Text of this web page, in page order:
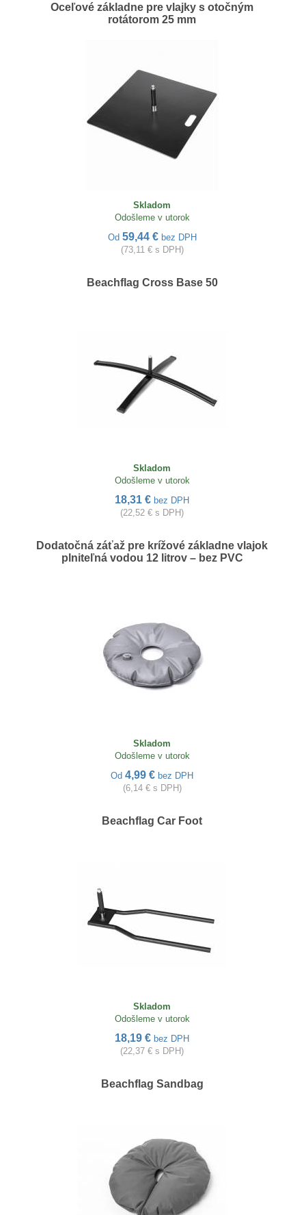
Oceľové základne pre vlajky s otočným
rotátorom 25 mm
Skladom
Odošleme v utorok
Od 59,44 € bez DPH
(73,11 € s DPH)
Beachflag Cross Base 50
Skladom
Odošleme v utorok
18,31 € bez DPH
(22,52 € s DPH)
Dodatočná záťaž pre krížové základne vlajok
plniteľná vodou 12 litrov – bez PVC
Skladom
Odošleme v utorok
Od 4,99 € bez DPH
(6,14 € s DPH)
Beachflag Car Foot
Skladom
Odošleme v utorok
18,19 € bez DPH
(22,37 € s DPH)
Beachflag Sandbag